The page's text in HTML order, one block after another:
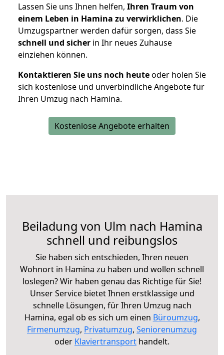
Lassen Sie uns Ihnen helfen, Ihren Traum von
einem Leben in Hamina zu verwirklichen. Die
Umzugspartner werden dafür sorgen, dass Sie
schnell und sicher in Ihr neues Zuhause
einziehen können.
Kontaktieren Sie uns noch heuteoder holen Sie
sich kostenlose und unverbindliche Angebote für
Ihren Umzug nach Hamina.
Kostenlose Angebote erhalten
Beiladung von Ulm nach Hamina
schnell und reibungslos
Sie haben sich entschieden, Ihren neuen
Wohnort in Hamina zu haben und wollen schnell
loslegen? Wir haben genau das Richtige für Sie!
Unser Service bietet Ihnen erstklassige und
schnelle Lösungen, für Ihren Umzug nach
Hamina, egal ob es sich um einen Büroumzug,
Firmenumzug, Privatumzug, Seniorenumzug
oder Klaviertransport handelt.